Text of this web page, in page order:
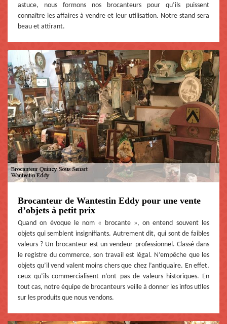
astuce, nous formons nos brocanteurs pour qu’ils puissent
connaître les affaires à vendre et leur utilisation. Notre stand sera
beau et attirant.
Brocanteur de Wantestin Eddy pour une vente
d’objets à petit prix
Quand on évoque le nom « brocante », on entend souvent les
objets qui semblent insignifiants. Autrement dit, qui sont de faibles
valeurs ? Un brocanteur est un vendeur professionnel. Classé dans
le registre du commerce, son travail est légal. N’empêche que les
objets qu’il vend valent moins chers que chez l’antiquaire. En effet,
ceux qu’ils commercialisent n’ont pas de valeurs historiques. En
tout cas, notre équipe de brocanteurs veille à donner les infos utiles
sur les produits que nous vendons.